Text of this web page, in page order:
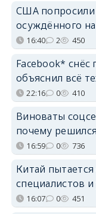
США попросили
осуждённого
16:40 2 450
Facebook*
объяснил всё
22:16 0 410
Виноваты
почему
16:59 0 736
Китай
специалистов
16:07 0 451